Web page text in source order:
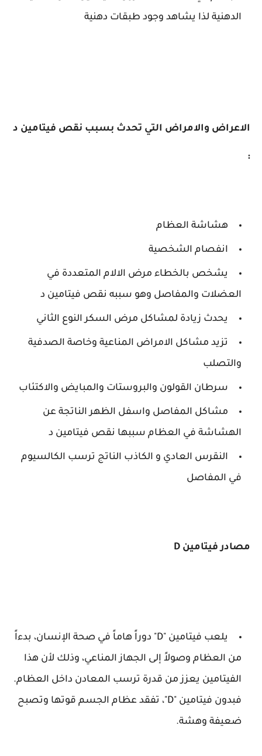
الدهنية لذا يشاهد وجود طبقات دهنية
الاعراض والامراض التي تحدث بسبب نقص فيتامين د
:
هشاشة العظام
انفصام الشخصية
يشخص بالخطاء مرض الالام المتعددة في
العضلات والمفاصل وهو سببه نقص فيتامين د
يحدث زيادة لمشاكل مرض السكر النوع الثاني
تزيد مشاكل الامراض المناعية وخاصة الصدفية
والتصلب
سرطان القولون والبروستات والمبايض والاكتئاب
مشاكل المفاصل واسفل الظهر الناتجة عن
الهشاشة في العظام سببها نقص فيتامين د
النقرس العادي و الكاذب الناتج ترسب الكالسيوم
في المفاصل
مصادر فيتامين D
يلعب فيتامين "D" دوراً هاماً في صحة الإنسان، بدءاً
من العظام وصولاً إلى الجهاز المناعي، وذلك لأن هذا
الفيتامين يعزز من قدرة ترسب المعادن داخل العظام.
فبدون فيتامين "D"، تفقد عظام الجسم قوتها وتصبح
ضعيفة وهشة.